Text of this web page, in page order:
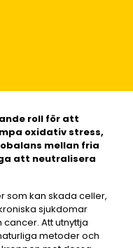
roll för att
oxidativ stress,
mellan fria
att neutralisera
som kan skada celler,
sjukdomar
Att utnyttja
metoder och